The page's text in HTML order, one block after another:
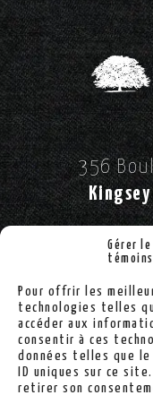
Gérer
témoins
Pour offrir les
technologies telles
accéder aux
consentir à ces
données telles que
ID uniques sur ce
retirer son
356
SUIVEZ-